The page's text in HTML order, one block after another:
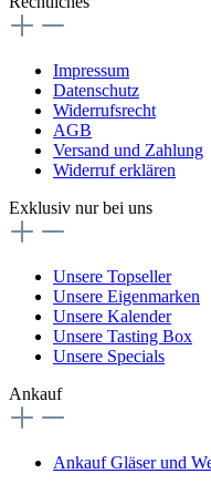
Impressum
Datenschutz
Widerrufsrecht
AGB
Versand und Zahlung
Widerruf erklären
Exklusiv nur bei uns
Unsere Topseller
Unsere Eigenmarken
Unsere Kalender
Unsere Tasting Box
Unsere Specials
Ankauf
Ankauf Gläser und